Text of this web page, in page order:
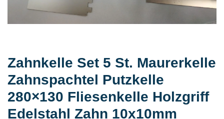
Zahnkelle Set 5 St. Maurerkelle
Zahnspachtel Putzkelle
280×130 Fliesenkelle Holzgriff
Edelstahl Zahn 10x10mm